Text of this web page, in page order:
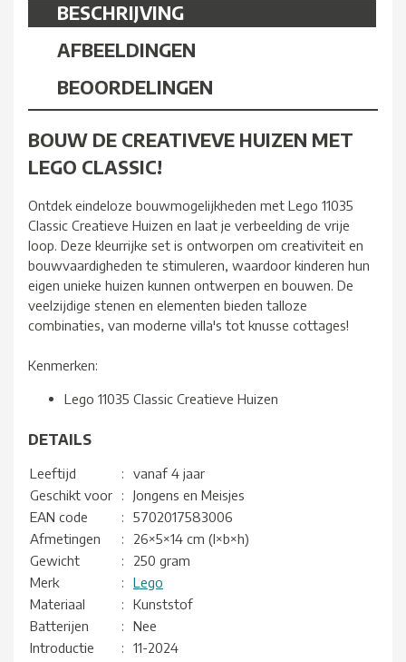
BESCHRIJVING
AFBEELDINGEN
BEOORDELINGEN
BOUW DE CREATIVEVE HUIZEN MET
LEGO CLASSIC!
Ontdek eindeloze bouwmogelijkheden met Lego 11035
Classic Creatieve Huizen en laat je verbeelding de vrije
loop. Deze kleurrijke set is ontworpen om creativiteit en
bouwvaardigheden te stimuleren, waardoor kinderen hun
eigen unieke huizen kunnen ontwerpen en bouwen. De
veelzijdige stenen en elementen bieden talloze
combinaties, van moderne villa's tot knusse cottages!
Kenmerken:
Lego 11035 Classic Creatieve Huizen
DETAILS
Leeftijd :
vanaf 4 jaar
Geschikt voor
:
Jongens en Meisjes
EAN code
:
5702017583006
Afmetingen
:
26×5×14 cm (l×b×h)
Gewicht
:
250 gram
Merk
:
Lego
Materiaal
:
Kunststof
Batterijen
:
Nee
Introductie
: 11-2024